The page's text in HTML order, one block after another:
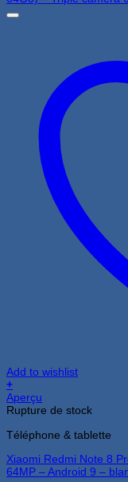
Add to wishlist
+
Aperçu
Rupture de stock
Téléphone & tablette
Xiaomi Redmi Note 8
64MP – Android 9 –